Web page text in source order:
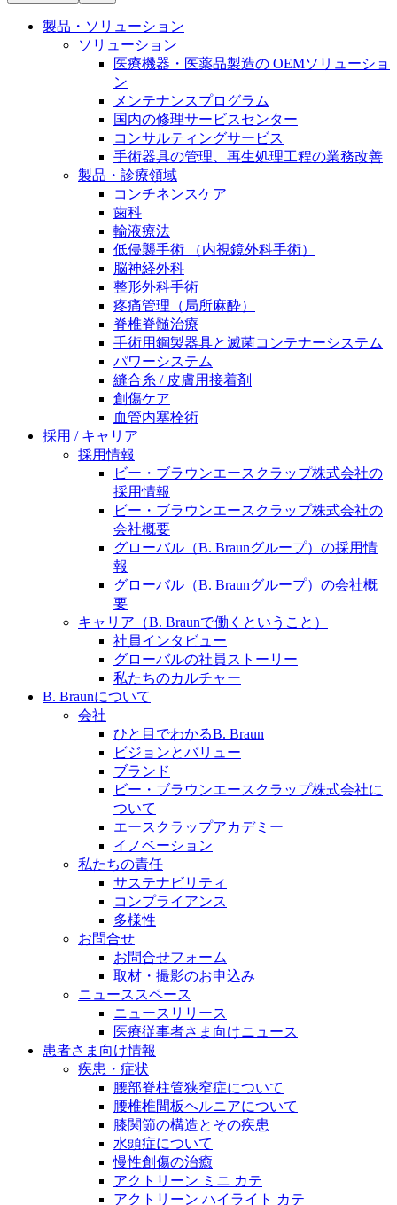
製品ポートフォリオ​
こちらの製品ポートフォリオからも、製品をお探しい
ただくことができます。
販売代理店さま向け情報​
お問合せ先、価格情報、E-Shopのご案内など販売店さ
ま向けの情報スペースです。
膝関節の構造とその疾患
身体の中で最も大きい関節である膝関節。日常の生活
を支える、その機能や特徴とは？傷めてしまった場合
には、どのような治療の選択肢があるのでしょう。
水頭症について
「水頭症」とはどのような疾患なのでしょう。成人に
多い水頭症と、小児に多い水頭症の特徴と症状、検査
や治療法など「水頭症」の概要を知っていただくこと
ができます。
ビー・ブラウンエースクラッﾌﾟで新たな可能性を見つ
けませんか？現在募集中のポジションをご覧いただけ
ます。
私たちの責任
ニューススペース
エースクラップアカデミー
医療に携わるあらゆる方々に、学びと情報共有の場を
提供していくことを目指します。
お問合せフォームより、ご質問をお送りください。
製品・ソリューション
ソリューション
医療機器・医薬品製造の OEMソリューショ
ン
メンテナンスプログラム
国内の修理サービスセンター
コンサルティングサービス
手術器具の管理、再生処理工程の業務改善
製品・診療領域
コンチネンスケア
歯科
輸液療法
低侵襲手術 （内視鏡外科手術）
脳神経外科
整形外科手術
疼痛管理（局所麻酔）
脊椎脊髄治療
手術用鋼製器具と滅菌コンテナーシステム
パワーシステム
縫合糸 / 皮膚用接着剤
創傷ケア
血管内塞栓術
採用 / キャリア
採用情報
ビー・ブラウンエースクラップ株式会社の
採用情報
ビー・ブラウンエースクラップ株式会社の
会社概要
グローバル（B. Braunグループ）の採用情
報
グローバル（B. Braunグループ）の会社概
要
キャリア（B. Braunで働くということ）
社員インタビュー
グローバルの社員ストーリー
私たちのカルチャー
B. Braunについて
会社
ひと目でわかるB. Braun
ビジョンとバリュー
ブランド
ビー・ブラウンエースクラップ株式会社に
ついて
エースクラップアカデミー
イノベーション
私たちの責任
サステナビリティ
コンプライアンス
多様性
お問合せ
お問合せフォーム
取材・撮影のお申込み
ニューススペース
ニュースリリース
医療従事者さま向けニュース
患者さま向け情報
疾患・症状
腰部脊柱管狭窄症について
腰椎椎間板ヘルニアについて
膝関節の構造とその疾患
水頭症について
慢性創傷の治癒
アクトリーン ミニ カテ
アクトリーン ハイライト カテ